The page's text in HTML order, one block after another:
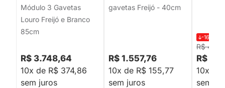
Módulo 3 Gavetas
Louro Freijó e Branco
85cm
R$ 3.748,64
10x de R$ 374,86
sem juros
gavetas Freijó - 40cm
R$ 1.557,76
10x de R$ 155,77
sem juros
R$
-16%
R$
10x de
sem